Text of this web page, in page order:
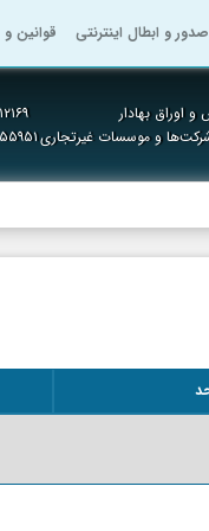
و ابطال اینترنتی قوانین
اوراق بهادار
۱۲۱۶۹
و موسسات غیرتجاری۵۵۹۵۱